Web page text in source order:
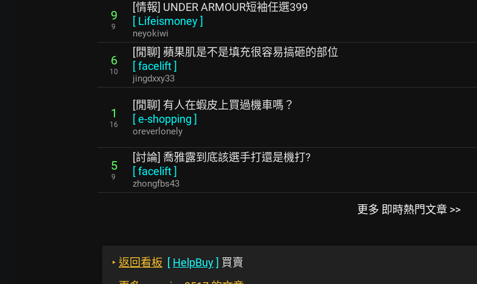
9
9
[情報] UNDER ARMOUR短袖任選399
[ Lifeismoney]
neyokiwi
6
10
[閒聊] 蘋果肌是不是填充很容易搞砸的部位
[facelift]
jingdxxy33
1
16
[閒聊] 有人在蝦皮上買過機車嗎？
[e-shopping ]
oreverlonely
5
9
[討論] 喬雅露到底該選手打還是機打?
[facelift]
zhongfbs43
更多 即時熱門文章 >>
‣ 返回看板 [ HelpBuy] 買賣